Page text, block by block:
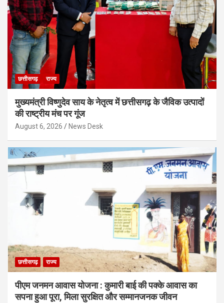
छत्तीसगढ़ राज्य
मुख्यमंत्री विष्णुदेव साय के नेतृत्व में छत्तीसगढ़ के जैविक उत्पादों
की राष्ट्रीय मंच पर गूंज
August 6, 2026 News Desk
छत्तीसगढ़ राज्य
पीएम जनमन आवास योजना : कुमारी बाई की पक्के आवास का
सपना हुआ पूरा, मिला सुरक्षित और सम्मानजनक जीवन